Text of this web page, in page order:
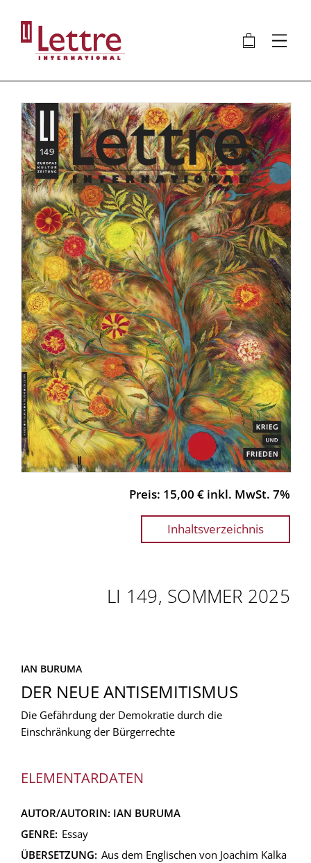
Inhalt
🛍 ⋮
Preis: 15,00 € inkl. MwSt. 7%
Inhaltsverzeichnis
LI 149, SOMMER 2025
IAN BURUMA
DER NEUE ANTISEMITISMUS
Die Gefährdung der Demokratie durch die
Einschränkung der Bürgerrechte
ELEMENTARDATEN
AUTOR/AUTORIN: IAN BURUMA
GENRE: Essay
ÜBERSETZUNG: Aus dem Englischen von Joachim Kalka